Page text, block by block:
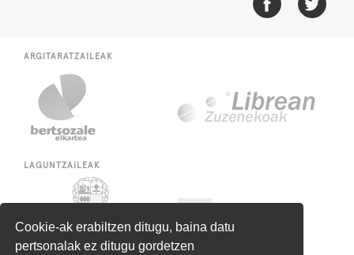
Cookie-ak erabiltzen ditugu, baina datu
pertsonalak ez ditugu gordetzen
ARGITARATZAILEAK
LAGUNTZAILEAK